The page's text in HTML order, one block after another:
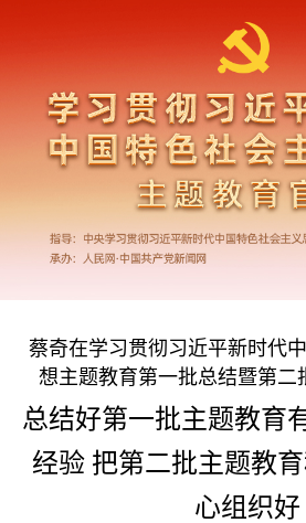
蔡奇在学习贯彻习近平新时代
想主题教育第一批总结暨第二
总结好第一批主题教育
经验 把第二批主题教
心组织好